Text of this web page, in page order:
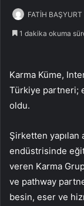
FATİH BAŞYURT
1 dakika okuma
Karma Küme,
Türkiye partneri;
oldu.
Şirketten yapılan
endüstrisinde
veren Karma
ve pathway
besin, eser ve